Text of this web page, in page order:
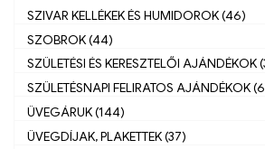
SZIVAR KELLÉKEK ÉS HUMIDOROK (46)
SZOBROK (44)
SZÜLETÉSI ÉS KERESZTELŐI AJÁNDÉKOK
SZÜLETÉSNAPI FELIRATOS AJÁNDÉKOK
ÜVEGÁRUK (144)
ÜVEGDÍJAK, PLAKETTEK (37)